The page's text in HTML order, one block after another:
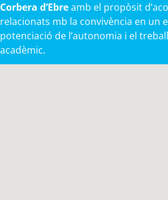
Corbera d’Ebreamb el propòsit
relacionats mb la convivència en un
potenciació de l’autonomia i el
acadèmic.